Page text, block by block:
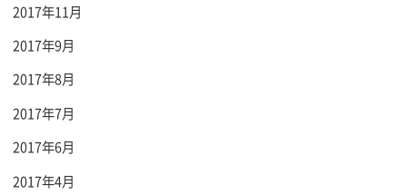
2017年11月
2017年9月
2017年8月
2017年7月
2017年6月
2017年4月